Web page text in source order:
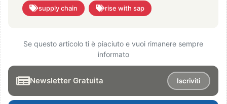
supply chain rise with sap
Se questo articolo ti è piaciuto e vuoi rimanere sempre
informato
Newsletter Gratuita Iscriviti